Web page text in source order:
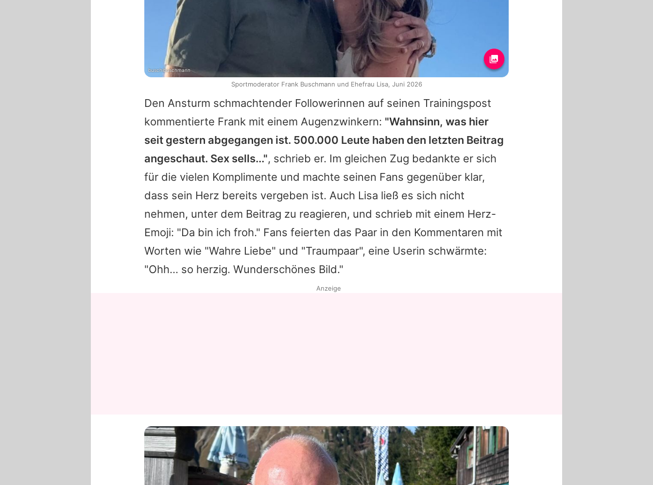
Den Ansturm schmachtender Followerinnen auf seinen Trainingspost
kommentierte Frank mit einem Augenzwinkern: "Wahnsinn, was hier
seit gestern abgegangen ist. 500.000 Leute haben den letzten Beitrag
angeschaut. Sex sells...", schrieb er. Im gleichen Zug bedankte er sich
für die vielen Komplimente und machte seinen Fans gegenüber klar,
dass sein Herz bereits vergeben ist. Auch Lisa ließ es sich nicht
nehmen, unter dem Beitrag zu reagieren, und schrieb mit einem Herz-
Emoji: "Da bin ich froh." Fans feierten das Paar in den Kommentaren mit
Worten wie "Wahre Liebe" und "Traumpaar", eine Userin schwärmte:
"Ohh... so herzig. Wunderschönes Bild."
buschibuschmann
Sportmoderator Frank Buschmann und Ehefrau Lisa, Juni 2026
Anzeige